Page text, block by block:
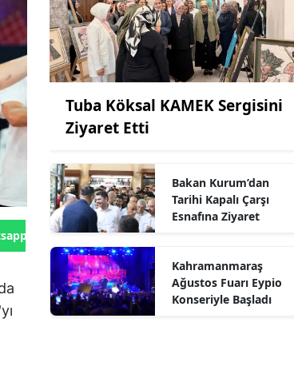
Gönder
Tuba Köksal KAMEK Sergisini
Ziyaret Etti
Bakan Kurum’dan
Tarihi Kapalı Çarşı
Esnafına Ziyaret
Kahramanmaraş
Ağustos Fuarı Eypio
Konseriyle Başladı